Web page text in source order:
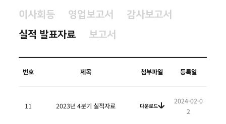
이사회등 영업보고서
감사보고서
실적 발표자료
보고서
번호 제목 첨부파일 등록일
11 2023년 4분기 실적자료 다운로드
2024-02-0
2